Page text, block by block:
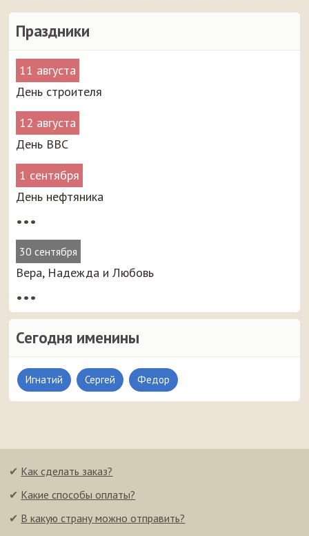
Праздники
11 августа
День строителя
12 августа
День ВВС
1 сентября
День нефтяника
•••
30 сентября
Вера, Надежда и Любовь
•••
Сегодня именины
Игнатий Сергей Федор
✔ Как сделать заказ?
✔ Какие способы оплаты?
✔ В какую страну можно отправить?